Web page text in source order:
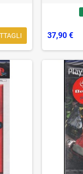
Artisti musicali passati a
Questa sezione è dedicata ai
37,90 €